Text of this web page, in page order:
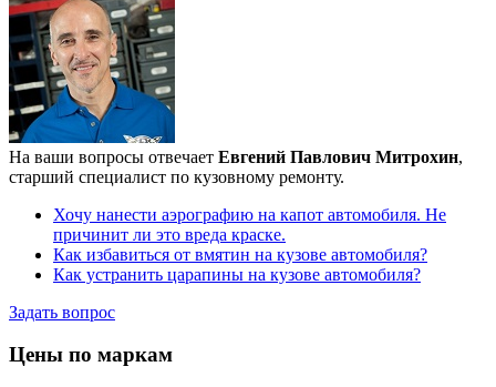
На ваши вопросы отвечает Евгений Павлович Митрохин,
старший специалист по кузовному ремонту.
Хочу нанести аэрографию на капот автомобиля. Не
причинит ли это вреда краске.
Как избавиться от вмятин на кузове автомобиля?
Как устранить царапины на кузове автомобиля?
Задать вопрос
Цены по маркам